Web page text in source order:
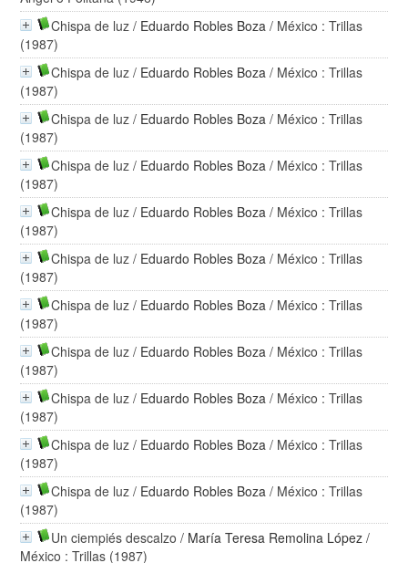
Chispa de luz / Eduardo Robles Boza / México : Trillas
(1987)
Chispa de luz / Eduardo Robles Boza / México : Trillas
(1987)
Chispa de luz / Eduardo Robles Boza / México : Trillas
(1987)
Chispa de luz / Eduardo Robles Boza / México : Trillas
(1987)
Chispa de luz / Eduardo Robles Boza / México : Trillas
(1987)
Chispa de luz / Eduardo Robles Boza / México : Trillas
(1987)
Chispa de luz / Eduardo Robles Boza / México : Trillas
(1987)
Chispa de luz / Eduardo Robles Boza / México : Trillas
(1987)
Chispa de luz / Eduardo Robles Boza / México : Trillas
(1987)
Chispa de luz / Eduardo Robles Boza / México : Trillas
(1987)
Chispa de luz / Eduardo Robles Boza / México : Trillas
(1987)
Un ciempiés descalzo / María Teresa Remolina López /
México : Trillas (1987)